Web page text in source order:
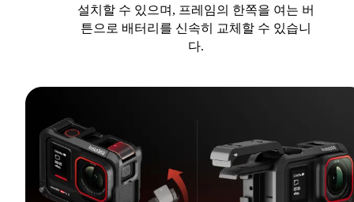
설치할 수 있으며, 프레임의 한쪽을 여는 버
튼으로 배터리를 신속히 교체할 수 있습니
다.